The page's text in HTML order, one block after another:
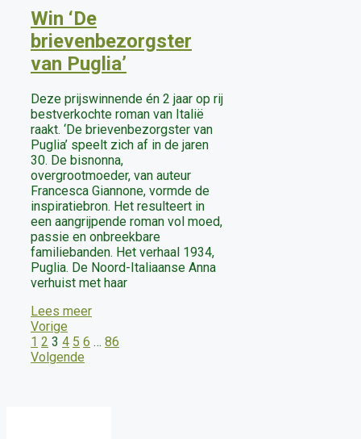
Win ‘De
brievenbezorgster
van Puglia’
Deze prijswinnende én 2 jaar op rij
bestverkochte roman van Italië
raakt. ‘De brievenbezorgster van
Puglia’ speelt zich af in de jaren
30. De bisnonna,
overgrootmoeder, van auteur
Francesca Giannone, vormde de
inspiratiebron. Het resulteert in
een aangrijpende roman vol moed,
passie en onbreekbare
familiebanden. Het verhaal 1934,
Puglia. De Noord-Italiaanse Anna
verhuist met haar
Lees meer
Vorige
1 2 3 4 5 6 … 86
Volgende